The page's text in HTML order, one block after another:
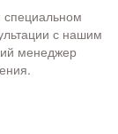
специальном
с нашим
менеджер